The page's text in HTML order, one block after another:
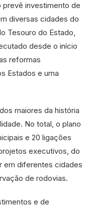
prevê investimento de
diversas cidades do
Tesouro do Estado,
desde o início
reformas
Estados e uma
maiores da história
No total, o plano
e 20 ligações
executivos, do
em diferentes cidades
de rodovias.
e de